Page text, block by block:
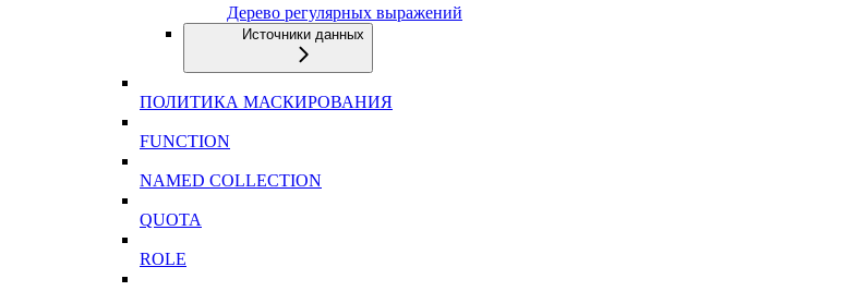
Дерево регулярных выражений
Источники данных
ПОЛИТИКА МАСКИРОВАНИЯ
FUNCTION
NAMED COLLECTION
QUOTA
ROLE